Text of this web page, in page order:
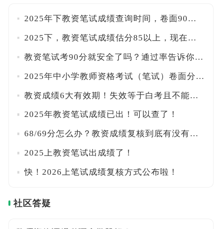
2025年下教资笔试成绩查询时间，卷面90分≠及格，附面试安排
2025下，教资笔试成绩估分85以上，现在该准备面试了！
教资笔试考90分就安全了吗？通过率告诉你没那么简单！
2025年中小学教师资格考试（笔试）卷面分和合格分数线的关系
教资成绩6大有效期！失效等于白考且不能参加认定？
2025年教资笔试成绩已出！可以查了！
68/69分怎么办？教资成绩复核到底有没有用？
2025上教资笔试出成绩了！
快！2026上笔试成绩复核方式公布啦！
社区答疑